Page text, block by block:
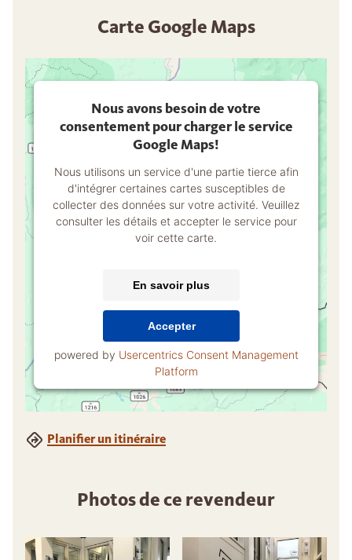
Carte Google Maps
Nous avons besoin de votre
consentement pour charger le service
Google Maps!
Nous utilisons un service d'une partie tierce afin
d'intégrer certaines cartes susceptibles de
collecter des données sur votre activité. Veuillez
consulter les détails et accepter le service pour
voir cette carte.
En savoir plus
Accepter
powered by Usercentrics Consent Management
Platform
Planifier un itinéraire
Photos de ce revendeur